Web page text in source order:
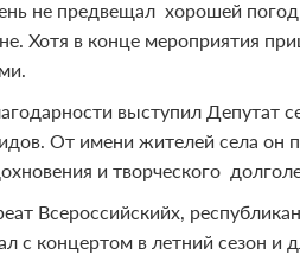
не предвещал хорошей
Хотя в конце мероприятия
выступил Депутат
От имени жителей села он
и творческого
Всероссийскийх,
с концертом в летний сезон и